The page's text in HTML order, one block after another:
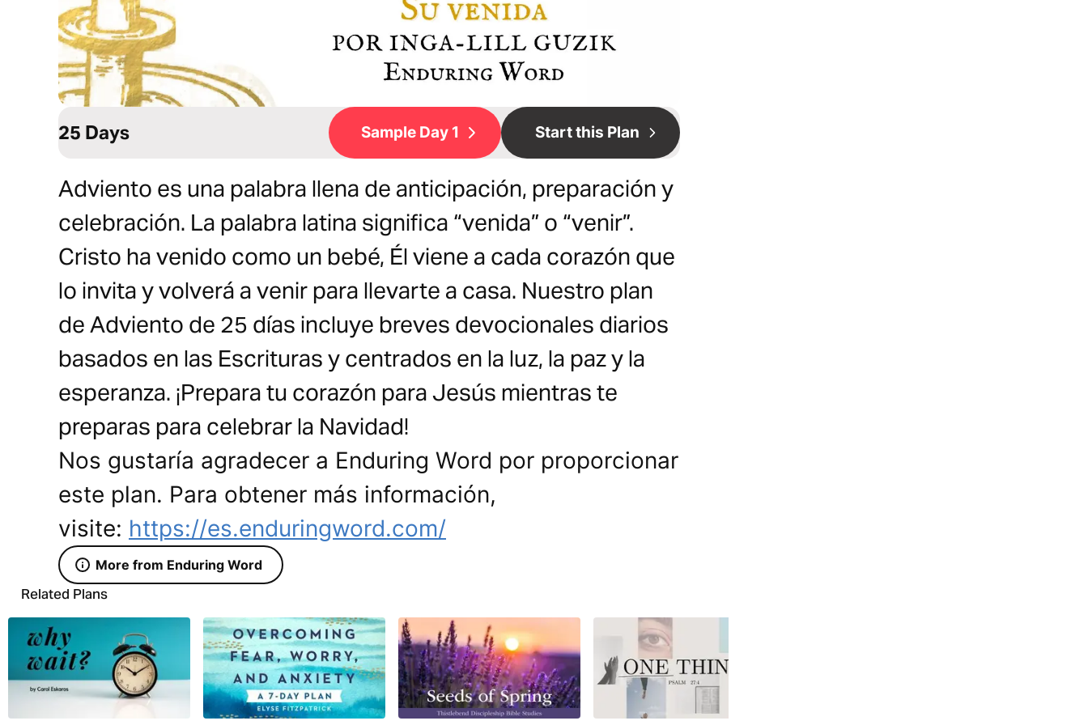
25 Days Sample Day 1 Start this Plan
Adviento es una palabra llena de anticipación, preparación y
celebración. La palabra latina significa “venida” o “venir”.
Cristo ha venido como un bebé, Él viene a cada corazón que
lo invita y volverá a venir para llevarte a casa. Nuestro plan
de Adviento de 25 días incluye breves devocionales diarios
basados en las Escrituras y centrados en la luz, la paz y la
esperanza. ¡Prepara tu corazón para Jesús mientras te
preparas para celebrar la Navidad!
Nos gustaría agradecer a Enduring Word por proporcionar
este plan. Para obtener más información,
visite: https://es.enduringword.com/
More from Enduring Word
Related Plans